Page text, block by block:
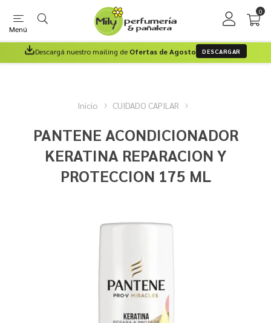
Menú
0
Descargá nuestro mailing de Ofertas de Agosto DESCARGAR
Inicio CUIDADO CAPILAR
PANTENE ACONDICIONADOR
KERATINA REPARACION Y
PROTECCION 175 ML